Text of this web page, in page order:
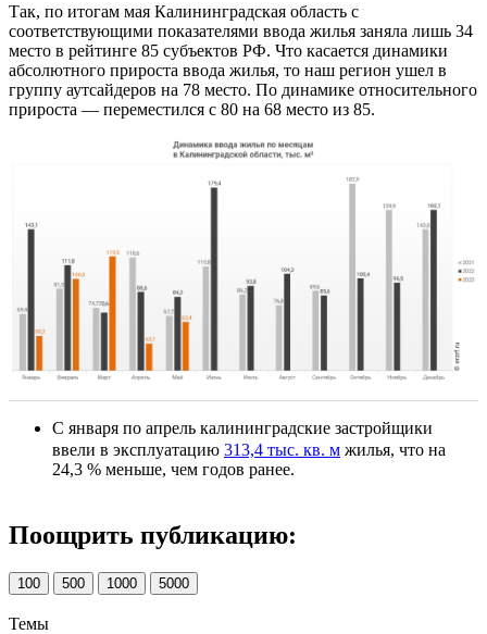
Так, по итогам мая Калининградская область с
соответствующими показателями ввода жилья заняла лишь 34
место в рейтинге 85 субъектов РФ. Что касается динамики
абсолютного прироста ввода жилья, то наш регион ушел в
группу аутсайдеров на 78 место. По динамике относительного
прироста — переместился с 80 на 68 место из 85.
С января по апрель калининградские застройщики
ввели в эксплуатацию 313,4 тыс. кв. м жилья, что на
24,3 % меньше, чем годов ранее.
Поощрить публикацию:
100 500 1000 5000
Темы